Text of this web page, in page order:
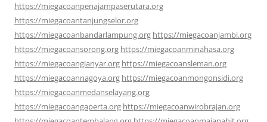
https://miegacoanpenajampaserutara.org
https://miegacoantanjungselor.org
https://miegacoanbandarlampung.org https://miegacoanjambi.org
https://miegacoansorong.org https://miegacoanminahasa.org
https://miegacoangianyar.org https://miegacoansleman.org
https://miegacoannagoya.org https://miegacoanmongonsidi.org
https://miegacoanmedanselayang.org
https://miegacoangaperta.org https://miegacoanwirobrajan.org